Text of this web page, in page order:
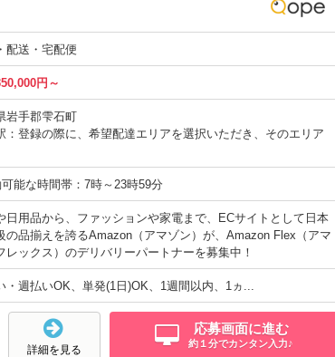
配送・宅配便
円～
岩手郡雫石町
：登録の際に、希望配達エリアを選択いただき、そのエリア
能な時間帯：7時～23時59分
日用品から、ファッションや家電まで、ECサイトとして日本
の品揃えを誇るAmazon（アマゾン）が、Amazon Flex（アマ
レックス）のデリバリーパートナーを募集中！
・週払いOK、単発(1日)OK、1週間以内、1ヵ...
応募画面に進む
約１分でカンタン入力♪
詳細を見る